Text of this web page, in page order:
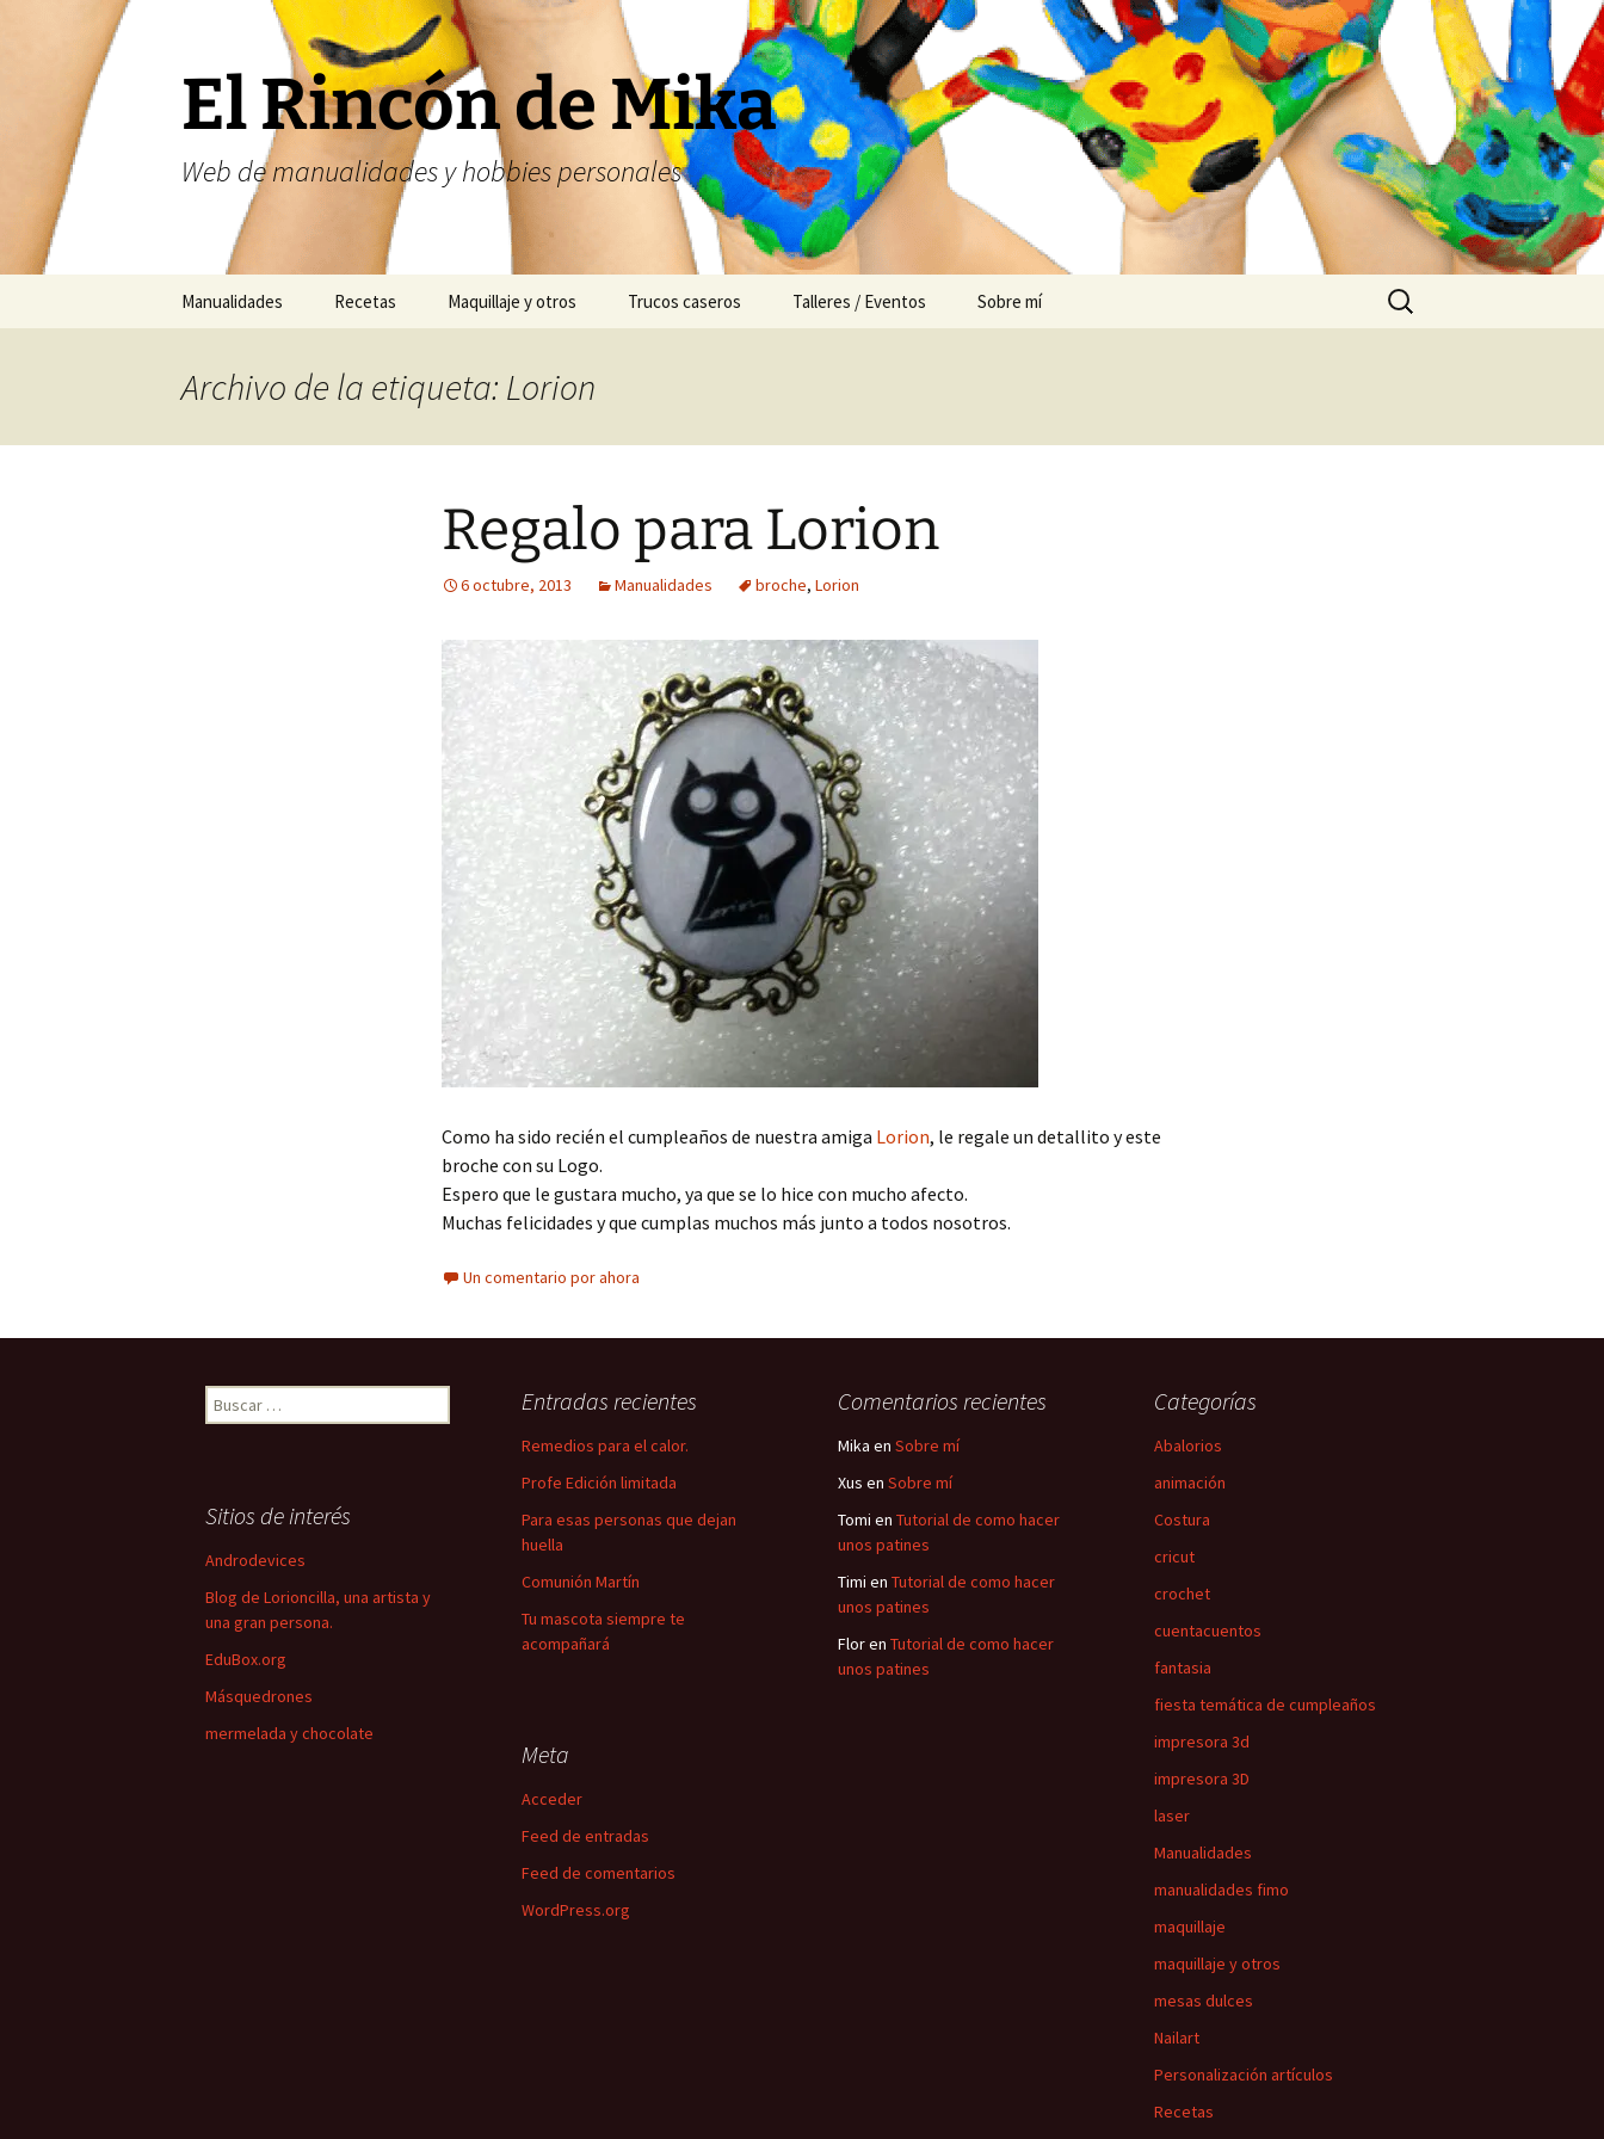
El Rincón de Mika
Web de manualidades y hobbies personales
Manualidades Recetas Maquillaje y otros Trucos caseros Talleres / Eventos Sobre mí
Buscar:
Archivo de la etiqueta: Lorion
Regalo para Lorion
6 octubre, 2013 Manualidades broche, Lorion
Como ha sido recién el cumpleaños de nuestra amiga Lorion, le regale un detallito y este
broche con su Logo.
Espero que le gustara mucho, ya que se lo hice con mucho afecto.
Muchas felicidades y que cumplas muchos más junto a todos nosotros.
Un comentario por ahora
Buscar: Entradas recientes
Remedios para el calor.
Profe Edición limitada
Para esas personas que dejan
huella
Comunión Martín
Tu mascota siempre te
acompañará
Comentarios recientes
Mika en Sobre mí
Xus en Sobre mí
Tomi en Tutorial de como hacer
unos patines
Timi en Tutorial de como hacer
unos patines
Floren Tutorial de como hacer
unos patines
Categorías
Abalorios
animación
Costura
cricut
crochet
cuentacuentos
fantasia
fiesta temática de cumpleaños
impresora 3d
impresora 3D
laser
Manualidades
manualidades fimo
maquillaje
maquillaje y otros
mesas dulces
Nailart
Personalización artículos
Recetas
Sitios de interés
Androdevices
Blog de Lorioncilla, una artista y
una gran persona.
EduBox.org
Másquedrones
mermelada y chocolate
Meta
Acceder
Feed de entradas
Feed de comentarios
WordPress.org